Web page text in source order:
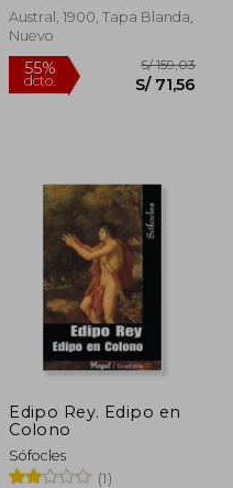
55%
dcto.
S/
S/
Austral, 1900, Tapa Blanda,
Nuevo
Edipo Rey. Edipo en
Colono
Sófocles
(1)